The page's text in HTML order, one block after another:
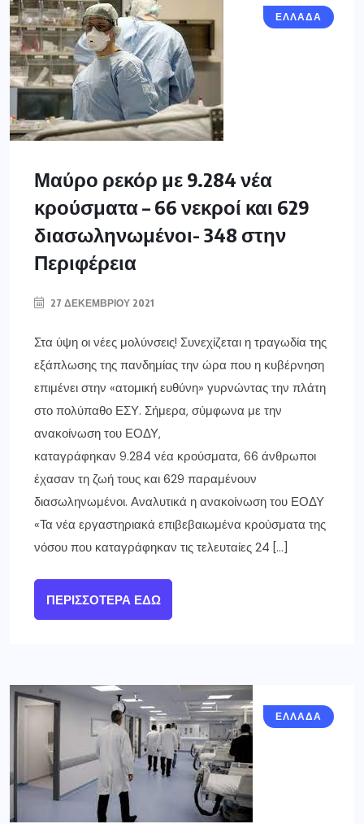
ΕΛΛΑΔΑ
Μαύρο ρεκόρ με 9.284 νέα
κρούσματα – 66 νεκροί και 629
διασωληνωμένοι- 348 στην
Περιφέρεια
27 ΔΕΚΕΜΒΡΊΟΥ 2021
Στα ύψη οι νέες μολύνσεις! Συνεχίζεται η τραγωδία της
εξάπλωσης της πανδημίας την ώρα που η κυβέρνηση
επιμένει στην «ατομική ευθύνη» γυρνώντας την πλάτη
στο πολύπαθο ΕΣΥ. Σήμερα, σύμφωνα με την
ανακοίνωση του ΕΟΔΥ,
καταγράφηκαν 9.284 νέα κρούσματα, 66 άνθρωποι
έχασαν τη ζωή τους και 629 παραμένουν
διασωληνωμένοι. Αναλυτικά η ανακοίνωση του ΕΟΔΥ
«Τα νέα εργαστηριακά επιβεβαιωμένα κρούσματα της
νόσου που καταγράφηκαν τις τελευταίες 24 […]
ΠΕΡΙΣΣΌΤΕΡΑ ΕΔΏ
ΕΛΛΑΔΑ